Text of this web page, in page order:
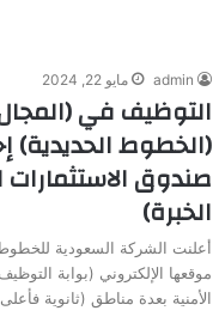
admin مايو 22, 2024
التوظيف في
(الخطوط
صندوق الاستثمارات
الخبرة)
أعلنت الشركة السعودية
موقعها الإلكتروني (بوابة
الأمنية بعدة مناطق (ثانوية